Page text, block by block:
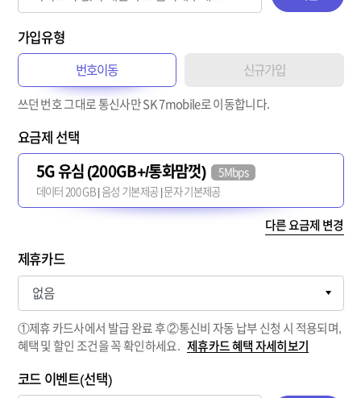
가입유형
번호이동 신규가입
쓰던 번호 그대로 통신사만 SK 7mobile로 이동합니다.
요금제 선택
5G 유심 (200GB+/통화맘껏)
5Mbps
데이터 200 GB | 음성 기본제공 | 문자 기본제공
다른 요금제 변경
제휴카드
①제휴 카드사에서 발급 완료 후 ②통신비 자동 납부 신청 시 적용되며,
혜택 및 할인 조건을 꼭 확인하세요.
제휴카드 혜택 자세히보기
코드 이벤트(선택)